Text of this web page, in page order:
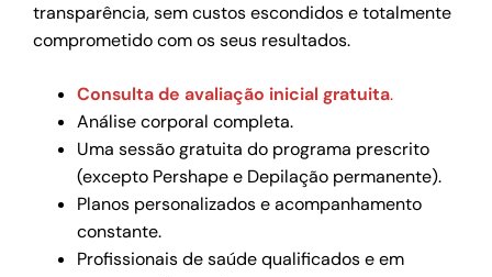
transparência, sem custos escondidos e totalmente
comprometido com os seus resultados.
Consulta de avaliação inicial gratuita.
Análise corporal completa.
Uma sessão gratuita do programa prescrito
(excepto Pershape e Depilação permanente).
Planos personalizados e acompanhamento
constante.
Profissionais de saúde qualificados e em